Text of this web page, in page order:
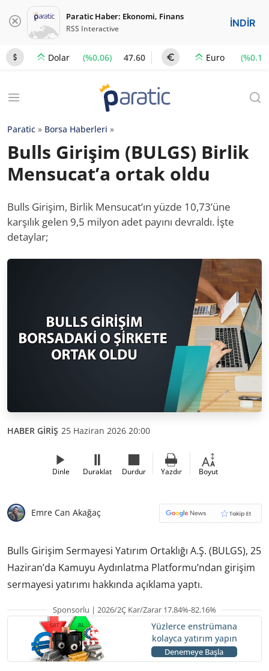
Paratic Haber: Ekonomi, Finans
RSS Interactive İNDİR
Dolar (%0.06) 47.60 Euro (%0.1)
Paratic » Borsa Haberleri »
Bulls Girişim (BULGS) Birlik
Mensucat’a ortak oldu
Bulls Girişim, Birlik Mensucat’ın yüzde 10,73’üne
karşılık gelen 9,5 milyon adet payını devraldı. İşte
detaylar;
HABER GİRİŞ 25 Haziran 2026 20:00
Dinle Duraklat Durdur Yazdır Boyut
Emre Can Akağaç
Bulls Girişim Sermayesi Yatırım Ortaklığı A.Ş. (BULGS), 25
Haziran’da Kamuyu Aydınlatma Platformu’ndan girişim
sermayesi yatırımı hakkında açıklama yaptı.
Sponsorlu | 2026/2Ç Kar/Zarar 17.84%-82.16%
Yüzlerce enstrümana
kolayca yatırım yapın
Denemeye Başla